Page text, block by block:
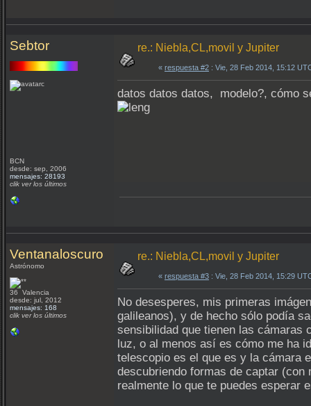
Sebtor
BCN
desde: sep, 2006
mensajes: 28193
clik ver los últimos
re.: Niebla,CL,movil y Jupiter
« respuesta #2 : Vie, 28 Feb 2014, 15:12
datos datos datos, modelo?, cómo
Ventanaloscuro
Astrónomo
36 Valencia
desde: jul, 2012
mensajes: 168
clik ver los últimos
re.: Niebla,CL,movil y Jupiter
« respuesta #3 : Vie, 28 Feb 2014, 15:29
No desesperes, mis primeras
galileanos), y de hecho sólo podía
sensibilidad que tienen las cámaras
luz, o al menos así es cómo me ha
telescopio es el que es y la cámara
descubriendo formas de captar (con
realmente lo que te puedes esperar